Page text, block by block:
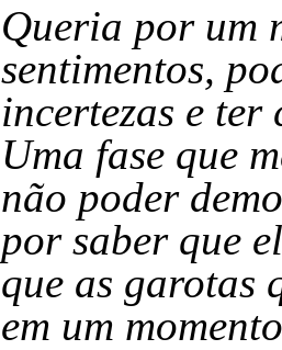
Queria por um
sentimentos,
incertezas e ter
Uma fase que
não poder
por saber que
que as garotas
em um